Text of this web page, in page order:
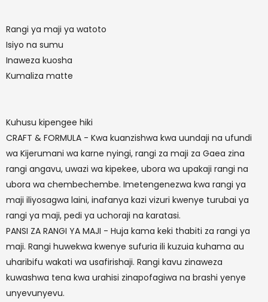
Rangi ya maji ya watoto
Isiyo na sumu
Inaweza kuosha
Kumaliza matte
Kuhusu kipengee hiki
CRAFT & FORMULA - Kwa kuanzishwa kwa uundaji na ufundi
wa Kijerumani wa karne nyingi, rangi za maji za Gaea zina
rangi angavu, uwazi wa kipekee, ubora wa upakaji rangi na
ubora wa chembechembe. Imetengenezwa kwa rangi ya
maji iliyosagwa laini, inafanya kazi vizuri kwenye turubai ya
rangi ya maji, pedi ya uchoraji na karatasi.
PANSI ZA RANGI YA MAJI - Huja kama keki thabiti za rangi ya
maji. Rangi huwekwa kwenye sufuria ili kuzuia kuhama au
uharibifu wakati wa usafirishaji. Rangi kavu zinaweza
kuwashwa tena kwa urahisi zinapofagiwa na brashi yenye
unyevunyevu.